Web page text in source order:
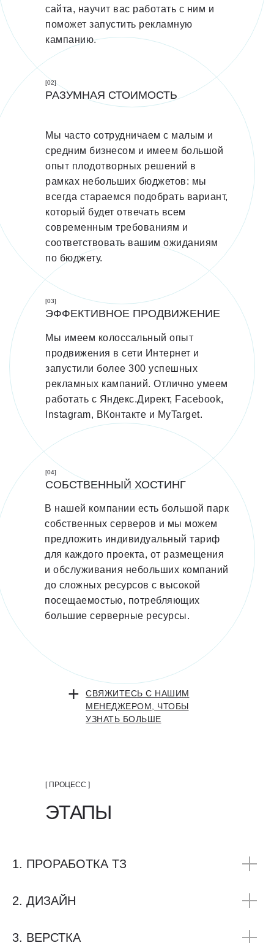
СВЯЖИТЕСЬ С НАШИМ
МЕНЕДЖЕРОМ, ЧТОБЫ
УЗНАТЬ БОЛЬШЕ
+
сайта, научит вас работать с ним и
поможет запустить рекламную
кампанию.
РАЗУМНАЯ СТОИМОСТЬ
Мы часто сотрудничаем с малым и
средним бизнесом и имеем большой
опыт плодотворных решений в
рамках небольших бюджетов: мы
всегда стараемся подобрать вариант,
который будет отвечать всем
современным требованиям и
соответствовать вашим ожиданиям
по бюджету.
[02]
ЭФФЕКТИВНОЕ ПРОДВИЖЕНИЕ
Мы имеем колоссальный опыт
продвижения в сети Интернет и
запустили более 300 успешных
рекламных кампаний. Отлично умеем
работать с Яндекс.Директ, Facebook,
Instagram, ВКонтакте и MyTarget.
[03]
СОБСТВЕННЫЙ ХОСТИНГ
В нашей компании есть большой парк
собственных серверов и мы можем
предложить индивидуальный тариф
для каждого проекта, от размещения
и обслуживания небольших компаний
до сложных ресурсов с высокой
посещаемостью, потребляющих
большие серверные ресурсы.
[04]
[ ПРОЦЕСС ]
ЭТАПЫ
1. ПРОРАБОТКА ТЗ
2. ДИЗАЙН
3. ВЕРСТКА